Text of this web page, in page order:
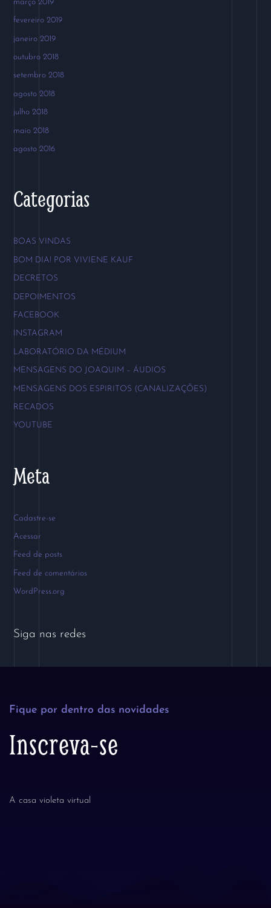
março 2019
fevereiro 2019
janeiro 2019
outubro 2018
setembro 2018
agosto 2018
julho 2018
maio 2018
agosto 2016
Categorias
BOAS VINDAS
BOM DIA! POR VIVIENE KAUF
DECRETOS
DEPOIMENTOS
FACEBOOK
INSTAGRAM
LABORATÓRIO DA MÉDIUM
MENSAGENS DO JOAQUIM – ÁUDIOS
MENSAGENS DOS ESPIRITOS (CANALIZAÇÕES)
RECADOS
YOUTUBE
Meta
Cadastre-se
Acessar
Feed de posts
Feed de comentários
WordPress.org
Siga nas redes
Fique por dentro das novidades
Inscreva-se
A casa violeta virtual